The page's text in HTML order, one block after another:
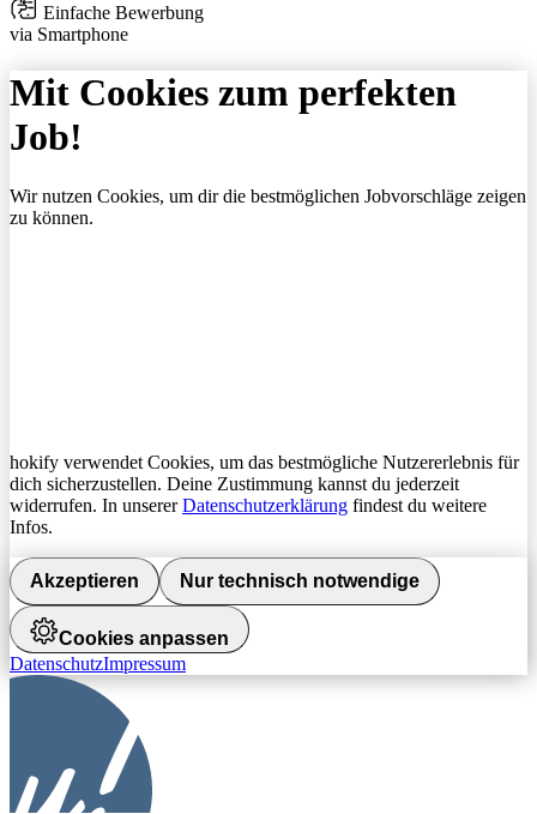
Einfache Bewerbung
via Smartphone
Mit Cookies zum perfekten
Job!
Wir nutzen Cookies, um dir die bestmöglichen Jobvorschläge zeigen
zu können.
hokify verwendet Cookies, um das bestmögliche Nutzererlebnis für
dich sicherzustellen. Deine Zustimmung kannst du jederzeit
widerrufen. In unsererDatenschutzerklärung findest du weitere
Infos.
Akzeptieren Nur technisch notwendige
Cookies anpassen
DatenschutzImpressum